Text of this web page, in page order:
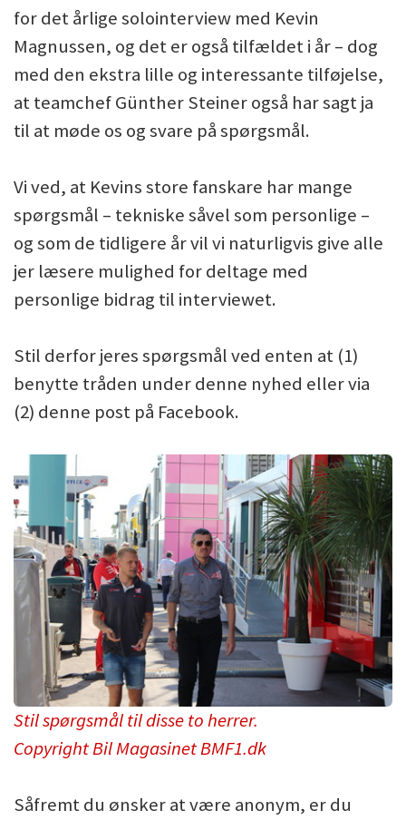
for det årlige solointerview med Kevin
Magnussen, og det er også tilfældet i år – dog
med den ekstra lille og interessante tilføjelse,
at teamchef Günther Steiner også har sagt ja
til at møde os og svare på spørgsmål.
Vi ved, at Kevins store fanskare har mange
spørgsmål – tekniske såvel som personlige –
og som de tidligere år vil vi naturligvis give alle
jer læsere mulighed for deltage med
personlige bidrag til interviewet.
Stil derfor jeres spørgsmål ved enten at (1)
benytte tråden under denne nyhed eller via
(2) denne post på Facebook.
Stil spørgsmål til disse to herrer.
Copyright Bil Magasinet BMF1.dk
Såfremt du ønsker at være anonym, er du